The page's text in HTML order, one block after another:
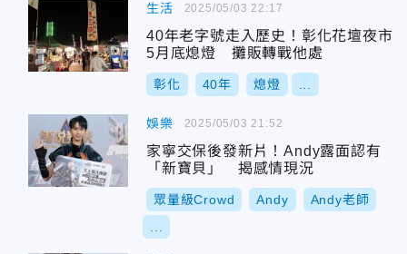
生活
40年老字號走入歷史！彰化花壇夜市
5月底熄燈 攤販轉戰他處
彰化 40年 熄燈
2025/05/03 22:17
娛樂
家寧交保後發新片！Andy露面認有
「新寶貝」 揭感情現況
眾量級Crowd Andy Andy老師
2025/05/03 21:52